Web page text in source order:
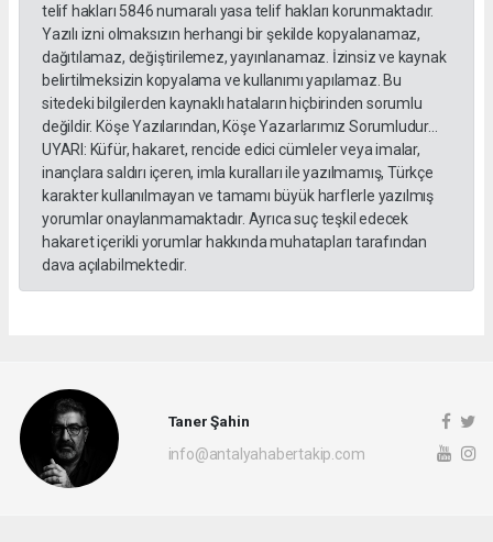
telif hakları 5846 numaralı yasa telif hakları korunmaktadır.
Yazılı izni olmaksızın herhangi bir şekilde kopyalanamaz,
dağıtılamaz, değiştirilemez, yayınlanamaz. İzinsiz ve kaynak
belirtilmeksizin kopyalama ve kullanımı yapılamaz. Bu
sitedeki bilgilerden kaynaklı hataların hiçbirinden sorumlu
değildir. Köşe Yazılarından, Köşe Yazarlarımız Sorumludur...
UYARI: Küfür, hakaret, rencide edici cümleler veya imalar,
inançlara saldırı içeren, imla kuralları ile yazılmamış, Türkçe
karakter kullanılmayan ve tamamı büyük harflerle yazılmış
yorumlar onaylanmamaktadır. Ayrıca suç teşkil edecek
hakaret içerikli yorumlar hakkında muhatapları tarafından
dava açılabilmektedir.
Taner Şahin
info@antalyahabertakip.com